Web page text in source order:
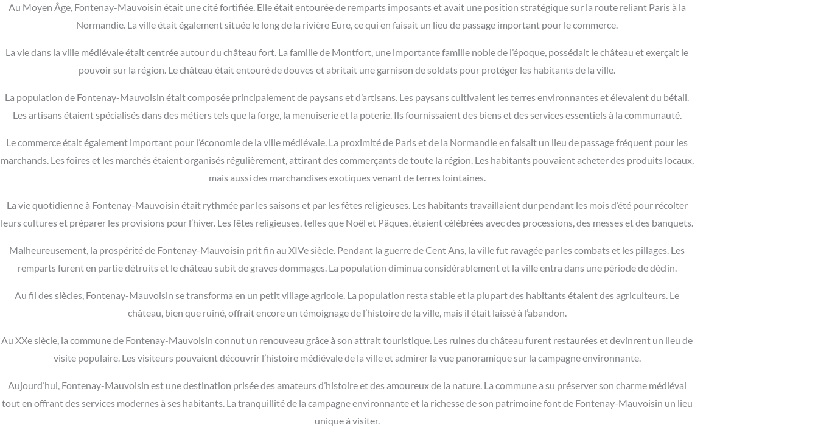
Au Moyen Âge, Fontenay-Mauvoisin était une cité fortifiée. Elle était entourée de remparts imposants et avait une position stratégique sur la route reliant Paris à la
Normandie. La ville était également située le long de la rivière Eure, ce qui en faisait un lieu de passage important pour le commerce.
La vie dans la ville médiévale était centrée autour du château fort. La famille de Montfort, une importante famille noble de l’époque, possédait le château et exerçait le
pouvoir sur la région. Le château était entouré de douves et abritait une garnison de soldats pour protéger les habitants de la ville.
La population de Fontenay-Mauvoisin était composée principalement de paysans et d’artisans. Les paysans cultivaient les terres environnantes et élevaient du bétail.
Les artisans étaient spécialisés dans des métiers tels que la forge, la menuiserie et la poterie. Ils fournissaient des biens et des services essentiels à la communauté.
Le commerce était également important pour l’économie de la ville médiévale. La proximité de Paris et de la Normandie en faisait un lieu de passage fréquent pour les
marchands. Les foires et les marchés étaient organisés régulièrement, attirant des commerçants de toute la région. Les habitants pouvaient acheter des produits locaux,
mais aussi des marchandises exotiques venant de terres lointaines.
La vie quotidienne à Fontenay-Mauvoisin était rythmée par les saisons et par les fêtes religieuses. Les habitants travaillaient dur pendant les mois d’été pour récolter
leurs cultures et préparer les provisions pour l’hiver. Les fêtes religieuses, telles que Noël et Pâques, étaient célébrées avec des processions, des messes et des banquets.
Malheureusement, la prospérité de Fontenay-Mauvoisin prit fin au XIVe siècle. Pendant la guerre de Cent Ans, la ville fut ravagée par les combats et les pillages. Les
remparts furent en partie détruits et le château subit de graves dommages. La population diminua considérablement et la ville entra dans une période de déclin.
Au fil des siècles, Fontenay-Mauvoisin se transforma en un petit village agricole. La population resta stable et la plupart des habitants étaient des agriculteurs. Le
château, bien que ruiné, offrait encore un témoignage de l’histoire de la ville, mais il était laissé à l’abandon.
Au XXe siècle, la commune de Fontenay-Mauvoisin connut un renouveau grâce à son attrait touristique. Les ruines du château furent restaurées et devinrent un lieu de
visite populaire. Les visiteurs pouvaient découvrir l’histoire médiévale de la ville et admirer la vue panoramique sur la campagne environnante.
Aujourd’hui, Fontenay-Mauvoisin est une destination prisée des amateurs d’histoire et des amoureux de la nature. La commune a su préserver son charme médiéval
tout en offrant des services modernes à ses habitants. La tranquillité de la campagne environnante et la richesse de son patrimoine font de Fontenay-Mauvoisin un lieu
unique à visiter.